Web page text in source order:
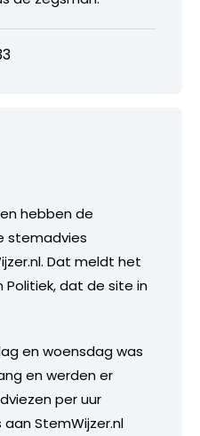
hebben de
stemadvies
Dat meldt het
Politiek, dat de site in
en woensdag was
en werden er
per uur
StemWijzer.nl